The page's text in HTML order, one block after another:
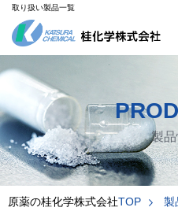
取り扱い製品一覧
製
原薬の桂化学株式会社TOP 製